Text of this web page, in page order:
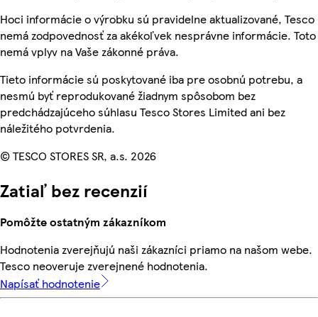
Hoci informácie o výrobku sú pravidelne aktualizované, Tesco
nemá zodpovednosť za akékoľvek nesprávne informácie. Toto
nemá vplyv na Vaše zákonné práva.
Tieto informácie sú poskytované iba pre osobnú potrebu, a
nesmú byť reprodukované žiadnym spôsobom bez
predchádzajúceho súhlasu Tesco Stores Limited ani bez
náležitého potvrdenia.
© TESCO STORES SR, a.s. 2026
Zatiaľ bez recenzií
Pomôžte ostatným zákazníkom
Hodnotenia zverejňujú naši zákazníci priamo na našom webe.
Tesco neoveruje zverejnené hodnotenia.
Napísať hodnotenie